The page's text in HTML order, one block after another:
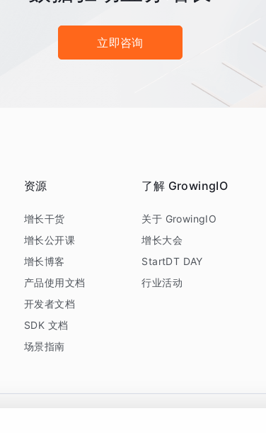
立即咨询
资源
增长干货
增长公开课
增长博客
产品使用文档
开发者文档
SDK 文档
场景指南
了解 GrowingIO
关于 GrowingIO
增长大会
StartDT DAY
行业活动